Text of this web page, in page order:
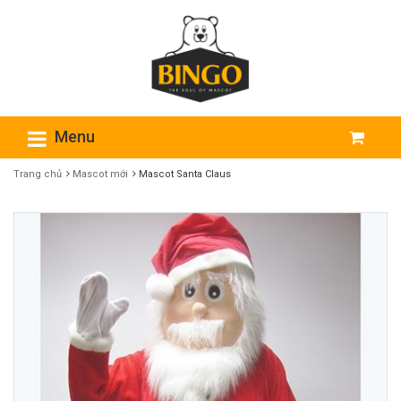
Menu
Trang chủ Mascot mới Mascot Santa Claus